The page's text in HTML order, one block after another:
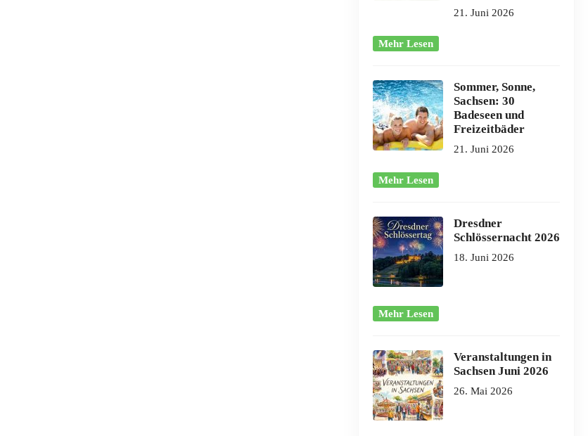
21. Juni 2026
Mehr Lesen
Sommer, Sonne,
Sachsen: 30
Badeseen und
Freizeitbäder
21. Juni 2026
Mehr Lesen
Dresdner
Schlössernacht 2026
18. Juni 2026
Mehr Lesen
Veranstaltungen in
Sachsen Juni 2026
26. Mai 2026